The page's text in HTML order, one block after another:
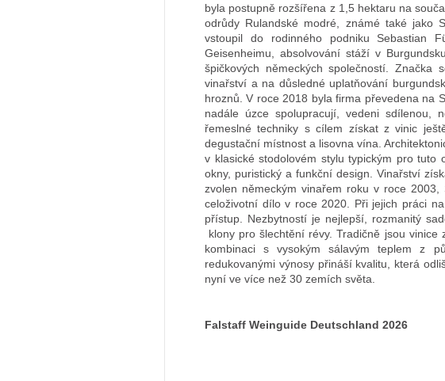
byla postupně rozšířena z 1,5 hektaru na
odrůdy Rulandské modré, známé také jako
vstoupil do rodinného podniku
Geisenheimu, absolvování stáží v
špičkových německých společností. Značka
vinařství a na důsledné uplatňování
hroznů. V roce 2018 byla firma převedena na
nadále úzce spolupracují, vedeni sdílenou,
řemeslné techniky s cílem získat z vinic
degustační místnost a lisovna vína.
v klasické stodolovém stylu typickým pro tuto
okny, puristický a funkční design. Vinařství
zvolen německým vinařem roku v roce
celoživotní dílo v roce 2020. Při jejich práci
přístup. Nezbytností je nejlepší, rozmanitý
klony pro šlechtění révy. Tradičně jsou
kombinaci s vysokým sálavým teplem z
redukovanými výnosy přináší kvalitu, která
nyní ve více než 30 zemích světa.
Falstaff Weinguide Deutschland 2026